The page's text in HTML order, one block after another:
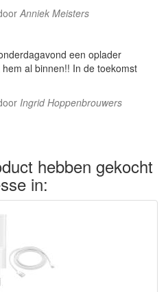
Anniek Meisters
een oplader
al binnen!! In de toekomst
Ingrid Hoppenbrouwers
hebben gekocht
in: